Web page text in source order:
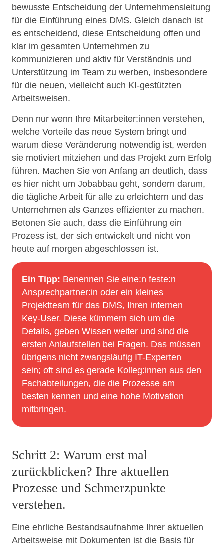
bewusste Entscheidung der Unternehmensleitung
für die Einführung eines DMS. Gleich danach ist
es entscheidend, diese Entscheidung offen und
klar im gesamten Unternehmen zu
kommunizieren und aktiv für Verständnis und
Unterstützung im Team zu werben, insbesondere
für die neuen, vielleicht auch KI-gestützten
Arbeitsweisen.
Denn nur wenn Ihre Mitarbeiter:innen verstehen,
welche Vorteile das neue System bringt und
warum diese Veränderung notwendig ist, werden
sie motiviert mitziehen und das Projekt zum Erfolg
führen. Machen Sie von Anfang an deutlich, dass
es hier nicht um Jobabbau geht, sondern darum,
die tägliche Arbeit für alle zu erleichtern und das
Unternehmen als Ganzes effizienter zu machen.
Betonen Sie auch, dass die Einführung ein
Prozess ist, der sich entwickelt und nicht von
heute auf morgen abgeschlossen ist.
Ein Tipp: Benennen Sie eine:n feste:n
Ansprechpartner:in oder ein kleines
Projektteam für das DMS, Ihren internen
Key-User. Diese kümmern sich um die
Details, geben Wissen weiter und sind die
ersten Anlaufstellen bei Fragen. Das müssen
übrigens nicht zwangsläufig IT-Experten
sein; oft sind es gerade Kolleg:innen aus den
Fachabteilungen, die die Prozesse am
besten kennen und eine hohe Motivation
mitbringen.
Schritt 2: Warum erst mal
zurückblicken? Ihre aktuellen
Prozesse und Schmerzpunkte
verstehen.
Eine ehrliche Bestandsaufnahme Ihrer aktuellen
Arbeitsweise mit Dokumenten ist die Basis für